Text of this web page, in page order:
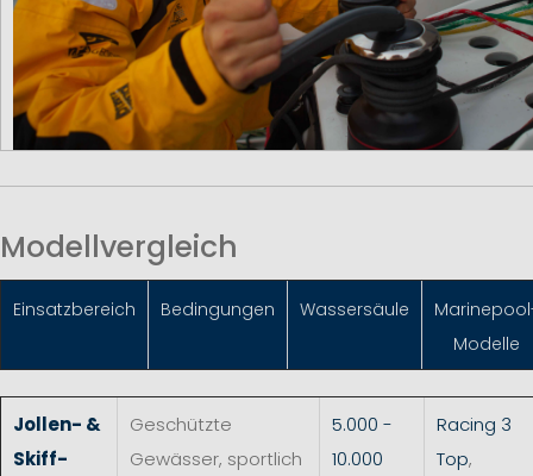
Modellvergleich
Einsatzbereich Bedingungen Wassersäule
Modelle
Jollen- &
Skiff-
Geschützte
Gewässer, sportlich
5.000 -
10.000
Racing 3
Top,